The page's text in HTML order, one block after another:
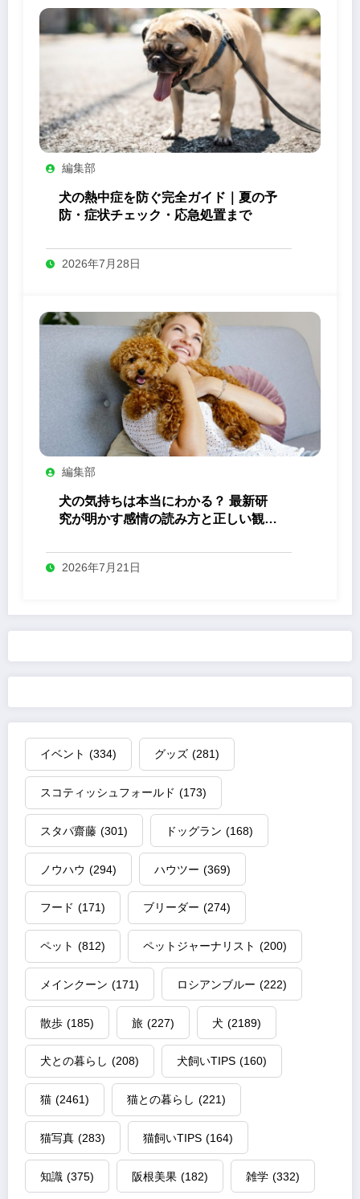
編集部
犬の熱中症を防ぐ完全ガイド｜夏の予
防・症状チェック・応急処置まで
2026年7月28日
編集部
犬の気持ちは本当にわかる？ 最新研
究が明かす感情の読み方と正しい観察
2026年7月21日
イベント (334) グッズ (281)
スコティッシュフォールド (173)
スタパ齋藤 (301) ドッグラン (168)
ノウハウ (294) ハウツー (369)
フード (171) ブリーダー (274)
ペット (812) ペットジャーナリスト (200)
メインクーン (171) ロシアンブルー (222)
散歩 (185) 旅 (227) 犬 (2189)
犬との暮らし (208) 犬飼いTIPS (160)
猫 (2461) 猫との暮らし (221)
猫写真 (283) 猫飼いTIPS (164)
知識 (375) 阪根美果 (182) 雑学 (332)